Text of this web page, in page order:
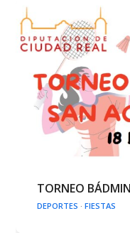
TORNEO
DEPORTES ·FIESTAS